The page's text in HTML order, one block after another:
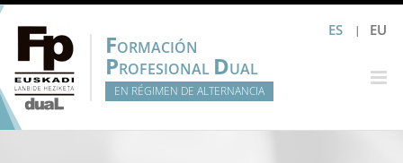
Saltar
contenido
ES EU
FORMACIÓN
PROFESIONAL DUAL
EN RÉGIMEN DE ALTERNANCIA